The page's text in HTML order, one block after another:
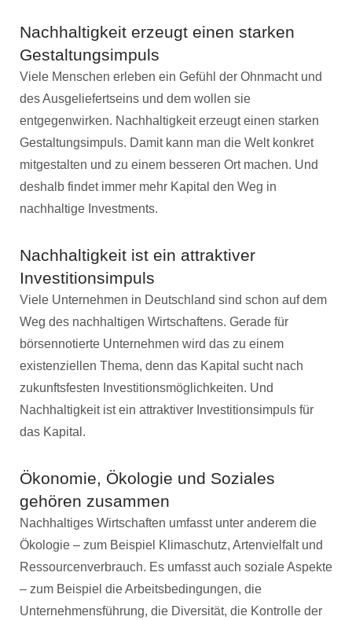
Nachhaltigkeit erzeugt einen starken
Gestaltungsimpuls
Viele Menschen erleben ein Gefühl der Ohnmacht und
des Ausgeliefertseins und dem wollen sie
entgegenwirken. Nachhaltigkeit erzeugt einen starken
Gestaltungsimpuls. Damit kann man die Welt konkret
mitgestalten und zu einem besseren Ort machen. Und
deshalb findet immer mehr Kapital den Weg in
nachhaltige Investments.
Nachhaltigkeit ist ein attraktiver
Investitionsimpuls
Viele Unternehmen in Deutschland sind schon auf dem
Weg des nachhaltigen Wirtschaftens. Gerade für
börsennotierte Unternehmen wird das zu einem
existenziellen Thema, denn das Kapital sucht nach
zukunftsfesten Investitionsmöglichkeiten. Und
Nachhaltigkeit ist ein attraktiver Investitionsimpuls für
das Kapital.
Ökonomie, Ökologie und Soziales
gehören zusammen
Nachhaltiges Wirtschaften umfasst unter anderem die
Ökologie – zum Beispiel Klimaschutz, Artenvielfalt und
Ressourcenverbrauch. Es umfasst auch soziale Aspekte
– zum Beispiel die Arbeitsbedingungen, die
Unternehmensführung, die Diversität, die Kontrolle der